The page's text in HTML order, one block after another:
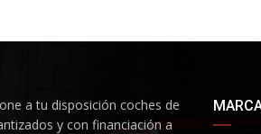
a tu disposición coches de
y con financiación a